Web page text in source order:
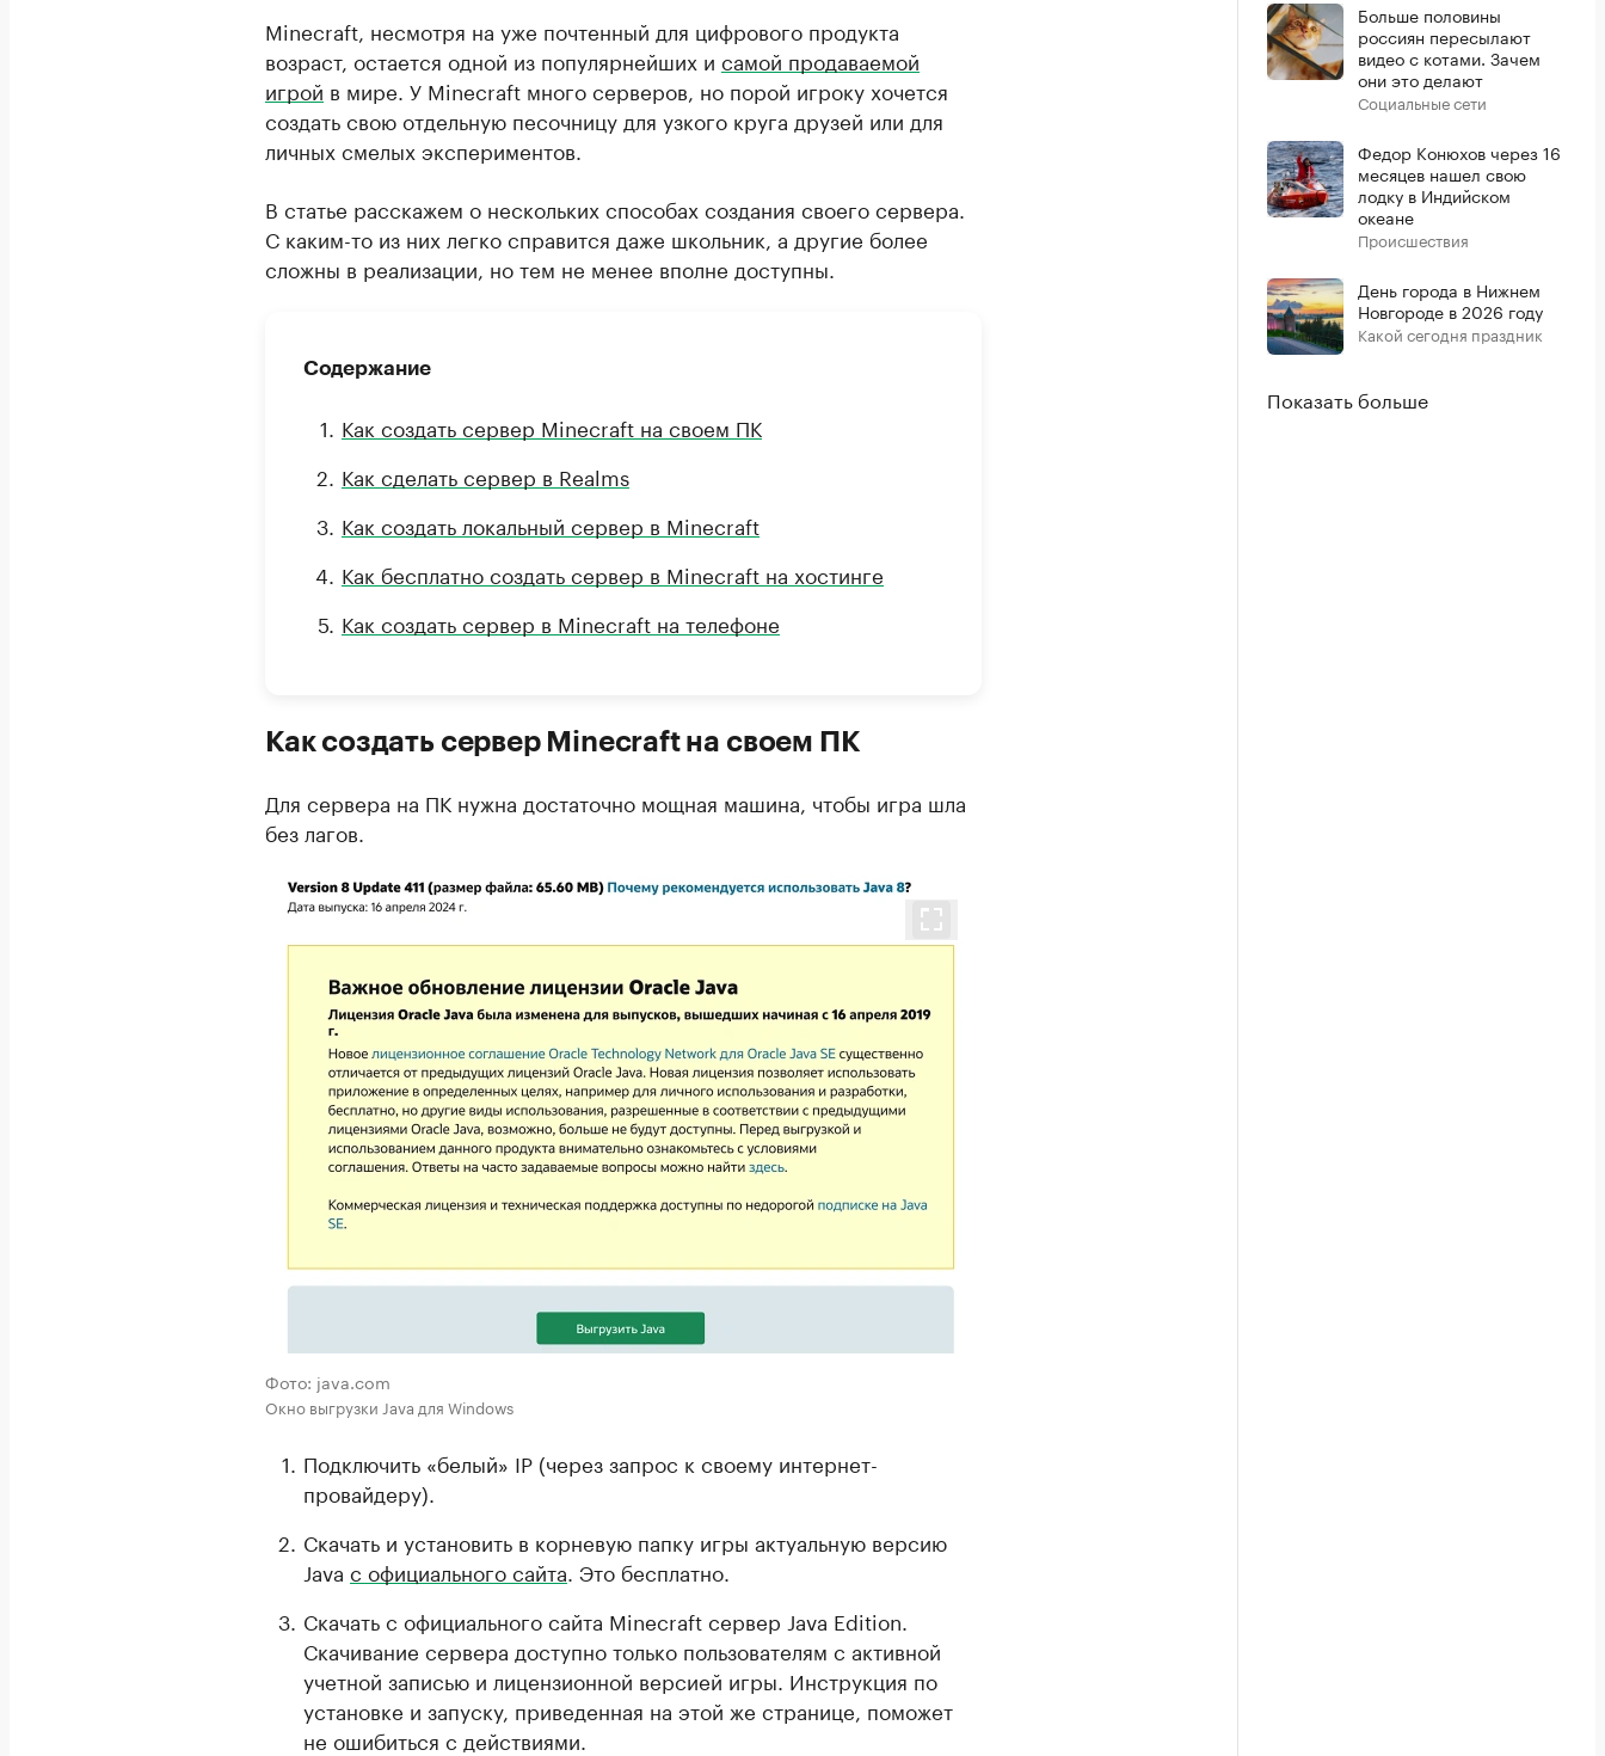
Minecraft, несмотря на уже почтенный для цифрового продукта
возраст, остается одной из популярнейших и самой продаваемой
игрой в мире. У Minecraft много серверов, но порой игроку хочется
создать свою отдельную песочницу для узкого круга друзей или для
личных смелых экспериментов.
В статье расскажем о нескольких способах создания своего сервера.
С каким-то из них легко справится даже школьник, а другие более
сложны в реализации, но тем не менее вполне доступны.
Содержание
Как создать сервер Minecraft на своем ПК
Как сделать сервер в Realms
Как создать локальный сервер в Minecraft
Как бесплатно создать сервер в Minecraft на хостинге
Как создать сервер в Minecraft на телефоне
Как создать сервер Minecraft на своем ПК
Для сервера на ПК нужна достаточно мощная машина, чтобы игра шла
без лагов.
Фото: java.com
Окно выгрузки Java для Windows
Подключить «белый» IP (через запрос к своему интернет-
провайдеру).
Скачать и установить в корневую папку игры актуальную версию
Java c официального сайта . Это бесплатно.
Скачать с официального сайта Minecraft сервер Java Edition.
Скачивание сервера доступно только пользователям с активной
учетной записью и лицензионной версией игры. Инструкция по
установке и запуску, приведенная на этой же странице, поможет
не ошибиться с действиями.
Больше половины
россиян пересылают
видео с котами. Зачем
они это делают
Социальные сети
Федор Конюхов через 16
месяцев нашел свою
лодку в Индийском
океане
Происшествия
День города в Нижнем
Новгороде в 2026 году
Какой сегодня праздник
Показать больше